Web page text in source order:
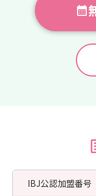
IBJ公認加盟番号